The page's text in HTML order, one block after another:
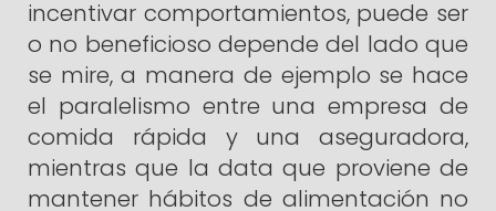
incentivar comportamientos, puede ser
o no beneficioso depende del lado que
se mire, a manera de ejemplo se hace
el paralelismo entre una empresa de
comida rápida y una aseguradora,
mientras que la data que proviene de
mantener hábitos de alimentación no